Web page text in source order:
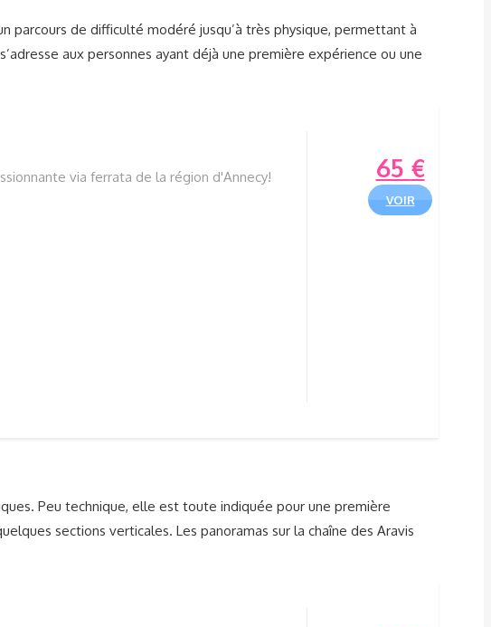
parcours de difficulté modéré jusqu’à très physique, permettant à
aux personnes ayant déjà une première expérience ou une
via ferrata de la région d'Annecy!
65 €
VOIR
Peu technique, elle est toute indiquée pour une première
sections verticales. Les panoramas sur la chaîne des Aravis